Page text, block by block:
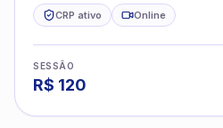
CRP ativo Online
SESSÃO
R$ 120